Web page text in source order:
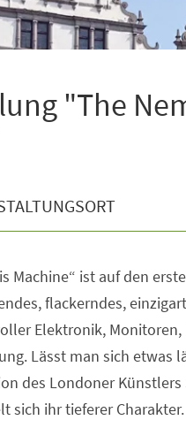
"The
Machine“ ist auf den
flackerndes,
Elektronik, Monitoren,
Lässt man sich etwas
des Londoner Künstlers
sich ihr tieferer Charakter.